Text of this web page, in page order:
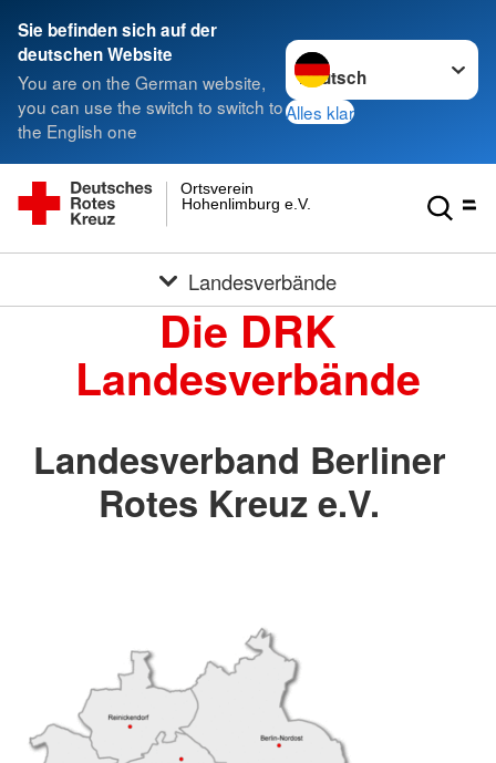
Sie befinden sich auf der
deutschen Website
You are on the German website,
you can use the switch to switch to
the English one
Sprache wechseln zu
Alles klar
Hohenlimburg e.V.
Ortsverein
Landesverbände
Die DRK
Landesverbände
Landesverband Berliner
Rotes Kreuz e.V.